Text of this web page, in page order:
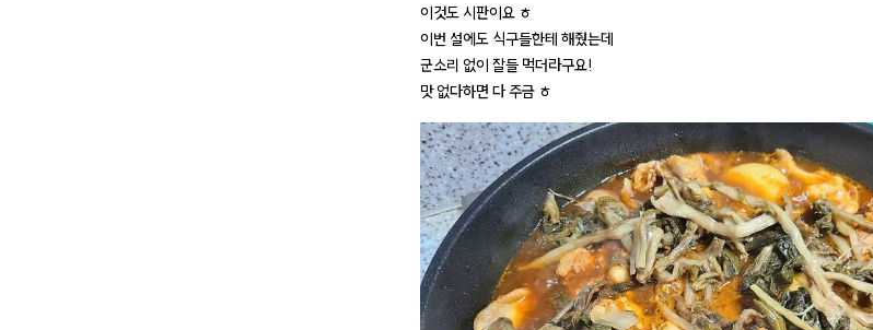
이것도 시판이요 ㅎ
이번 설에도 식구들한테 해줬는데
군소리 없이 잘들 먹더라구요!
맛 없다하면 다 주금 ㅎ